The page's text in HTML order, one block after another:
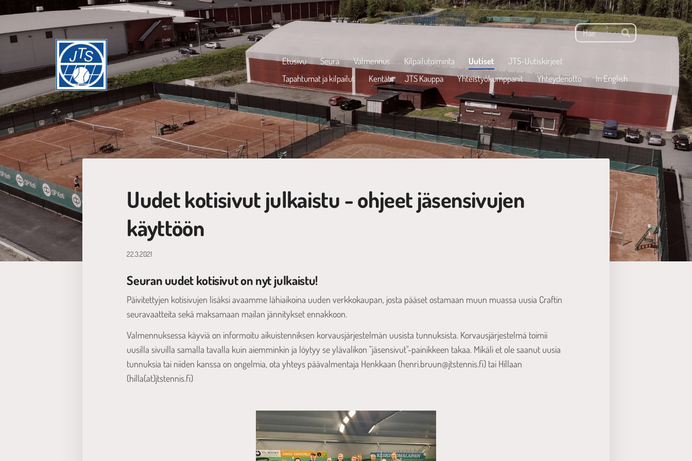
Siirry
sisältöön
Haku
Hae
Jyväskylän Tennisseura ry
Etusivu Seura Valmennus Kilpailutoiminta Uutiset
JTS-Uutiskirjeet
Tapahtumat ja kilpailut
Kentät JTS Kauppa Yhteistyökumppanit Yhteydenotto In English
Uudet kotisivut julkaistu - ohjeet jäsensivujen
käyttöön
22.3.2021
Seuran uudet kotisivut on nyt julkaistu!
Päivitettyjen kotisivujen lisäksi avaamme lähiaikoina uuden verkkokaupan, josta pääset ostamaan muun muassa uusia Craftin
seuravaatteita sekä maksamaan mailan jännitykset ennakkoon.
Valmennuksessa käyviä on informoitu aikuistenniksen korvausjärjestelmän uusista tunnuksista. Korvausjärjestelmä toimii
uusilla sivuilla samalla tavalla kuin aiemminkin ja löytyy se ylävalikon "jäsensivut"-painikkeen takaa. Mikäli et ole saanut uusia
tunnuksia tai niiden kanssa on ongelmia, ota yhteys päävalmentaja Henkkaan (henri.bruun@jtstennis.fi) tai Hillaan
(hilla(at)jtstennis.fi)